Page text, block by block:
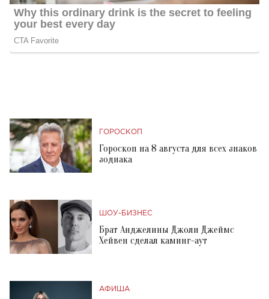
ГОРОСКОП
Гороскоп на 8 августа для всех знаков
зодиака
ШОУ-БИЗНЕС
Брат Анджелины Джоли Джеймс
Хейвен сделал каминг-аут
АФИША